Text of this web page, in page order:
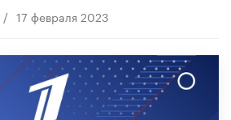
/ 17 февраля 2023